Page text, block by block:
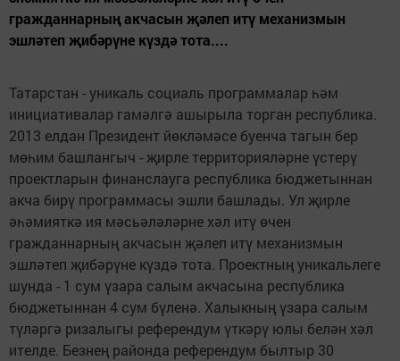
гражданнарның акчасын җәлеп итү механизмын
эшләтеп җибәрүне күздә тота....
Татарстан - уникаль социаль программалар һәм
инициативалар гамәлгә ашырыла торган респуб­лика.
2013 елдан Президент йөкләмәсе буенча тагын бер
мөһим башлангыч - җирле территорияләрне үстерү
проектларын финанслауга республика бюджетыннан
акча бирү программасы эшли башлады. Ул җирле
әһәмияткә ия мәсьәләләрне хәл итү өчен
гражданнарның акчасын җәлеп итү механизмын
эшләтеп җибәрүне күздә тота. Проектның уникальлеге
шунда - 1 сум үзара салым акчасына республика
бюджетыннан 4 сум бүленә. Халыкның үзара салым
түләргә ризалыгы референдум үткәрү юлы белән хәл
ителде. Безнең районда референдум былтыр 30